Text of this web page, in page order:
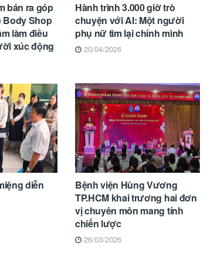
bán ra góp
Body Shop
làm điều
xúc động
Hành trình 3.000 giờ trò
chuyện với AI: Một người
phụ nữ tìm lại chính mình
20/04/2026
diễn
Bệnh viện Hùng Vương
TP.HCM khai trương hai đơn
vị chuyên môn mang tính
chiến lược
26/03/2026